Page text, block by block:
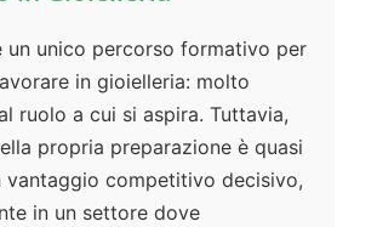
un unico percorso formativo per
in gioielleria: molto
ruolo a cui si aspira. Tuttavia,
propria preparazione è quasi
vantaggio competitivo decisivo,
in un settore dove